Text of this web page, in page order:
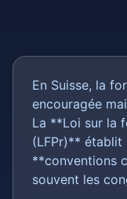
En Suisse, la
encouragée
La **Loi sur la
(LFPr)** établit
**conventions
souvent les